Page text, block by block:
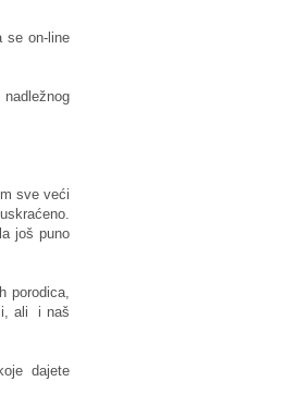
se on-line
sve veći
još puno
porodica,
ali i naš
dajete